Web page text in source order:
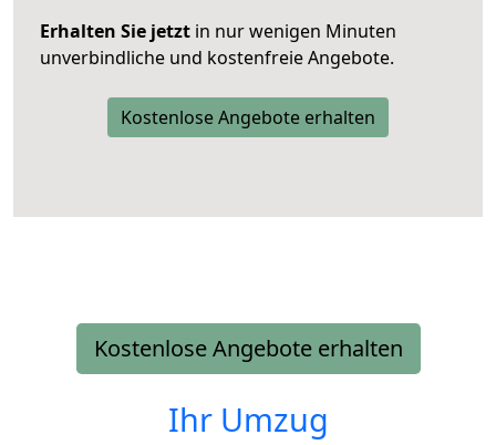
Erhalten Sie jetzt in nur wenigen Minuten
unverbindliche und kostenfreie Angebote.
Kostenlose Angebote erhalten
Kostenlose Angebote erhalten
Ihr Umzug